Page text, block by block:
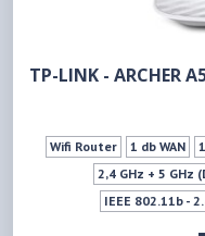
TP-LINK - ARCHER
Wifi Router 1 db WAN
2,4 GHz + 5 GHz
IEEE 802.11b -